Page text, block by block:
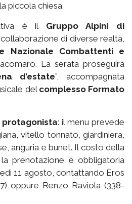
piccola chiesa.
è il Gruppo Alpini di
di diverse realtà,
Nazionale Combattenti e
La serata proseguirà
d’estate”, accompagnata
del complesso Formato
: il menu prevede
vitello tonnato, giardiniera,
anguria e bunet. Il costo della
prenotazione è obbligatoria
11 agosto, contattando Eros
oppure Renzo Raviola (338-